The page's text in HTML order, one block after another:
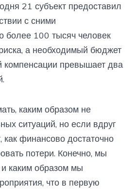
21 субъект предоставил
с сними
более 100 тысяч человек
а необходимый бюджет
компенсации превышает два
каким образом не
ситуаций, но если вдруг
как финансово достаточно
потери. Конечно, мы
каким образом мы
что в первую